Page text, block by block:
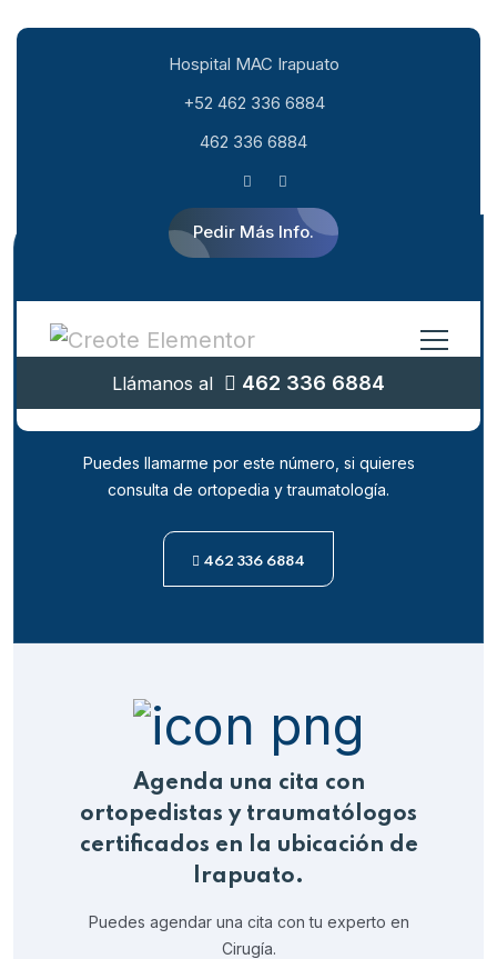
Hospital MAC Irapuato
+52 462 336 6884
462 336 6884
Pedir Más Info.
Llámanos al 462 336 6884
¿Quieres comunicarte con la
clínica de ortopedia y
Puedes llamarme por este número, si quieres
consulta de ortopedia y traumatología.
462 336 6884
Agenda una cita con
ortopedistas y traumatólogos
certificados en la ubicación de
Irapuato.
Puedes agendar una cita con tu experto en
Cirugía.